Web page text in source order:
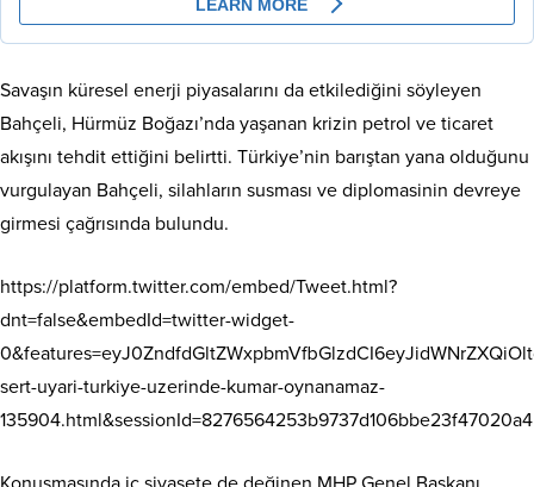
Savaşın küresel enerji piyasalarını da etkilediğini söyleyen
Bahçeli, Hürmüz Boğazı’nda yaşanan krizin petrol ve ticaret
akışını tehdit ettiğini belirtti. Türkiye’nin barıştan yana olduğunu
vurgulayan Bahçeli, silahların susması ve diplomasinin devreye
girmesi çağrısında bulundu.
https://platform.twitter.com/embed/Tweet.html?
dnt=false&embedId=twitter-widget-
sert-uyari-turkiye-uzerinde-kumar-oynanamaz-